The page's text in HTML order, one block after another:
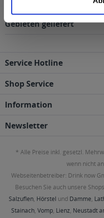
Dinkelacker
folgenden Regionen,
Gebieten geliefert
Service Hotline
Shop Service
Information
Newsletter
* Alle Preise inkl. gesetzl.
wenn nicht
Webseitenbetreiber: Drink now
Besuchen Sie auch unsere
Salzuflen, Hörstel und Damme,
Stainach, Vomp, Lienz, Neustadt